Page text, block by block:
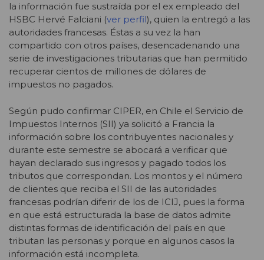
la información fue sustraída por el ex empleado del
HSBC Hervé Falciani (ver perfil), quien la entregó a las
autoridades francesas. Éstas a su vez la han
compartido con otros países, desencadenando una
serie de investigaciones tributarias que han permitido
recuperar cientos de millones de dólares de
impuestos no pagados.
Según pudo confirmar CIPER, en Chile el Servicio de
Impuestos Internos (SII) ya solicitó a Francia la
información sobre los contribuyentes nacionales y
durante este semestre se abocará a verificar que
hayan declarado sus ingresos y pagado todos los
tributos que correspondan. Los montos y el número
de clientes que reciba el SII de las autoridades
francesas podrían diferir de los de ICIJ, pues la forma
en que está estructurada la base de datos admite
distintas formas de identificación del país en que
tributan las personas y porque en algunos casos la
información está incompleta.